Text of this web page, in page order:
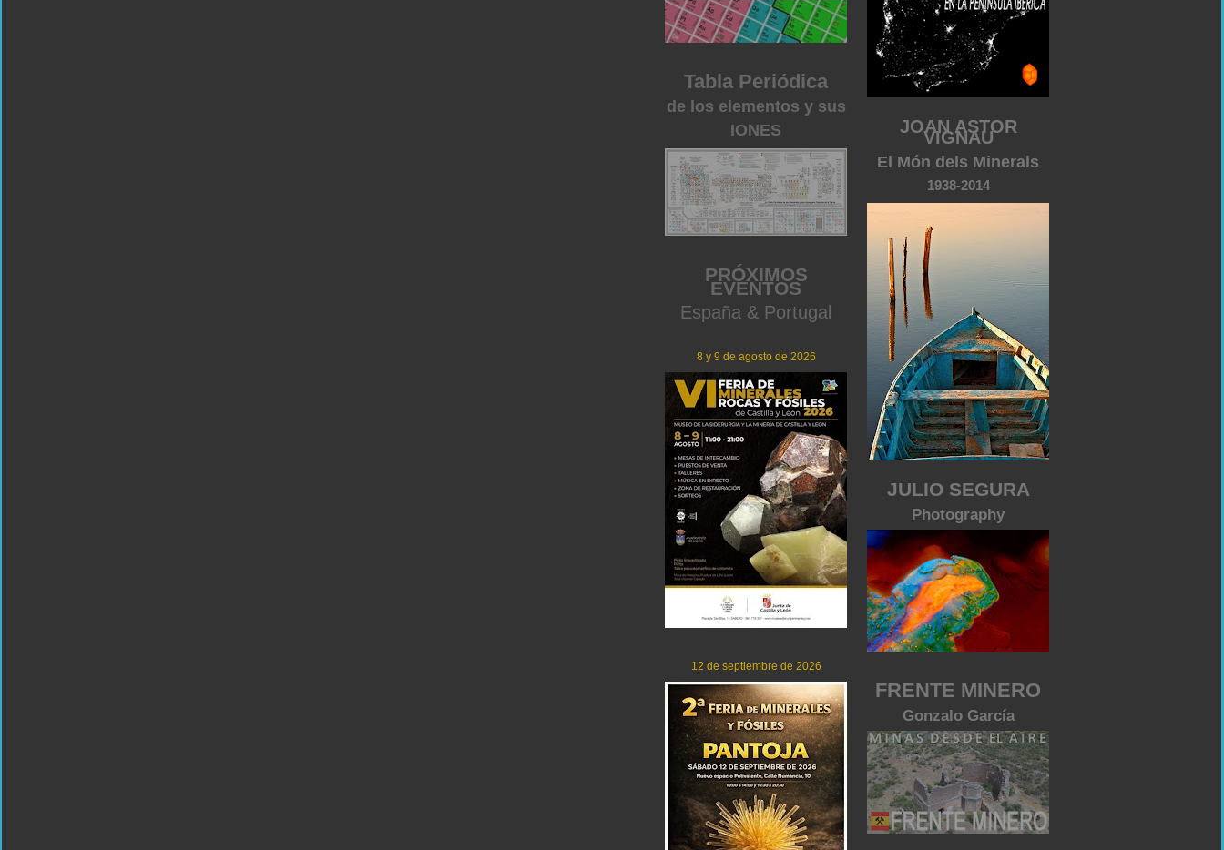
JOAN ASTOR
VIGNAU
El Món dels Minerals
1938-2014
JULIO SEGURA
Photography
FRENTE MINERO
Gonzalo García
Tabla Periódica
de los elementos y sus
IONES
PRÓXIMOS
EVENTOS
España & Portugal
8 y 9 de agosto de 2026
12 de septiembre de 2026